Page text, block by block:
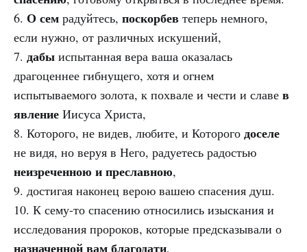
6. О сем радуйтесь, поскорбев теперь немного,
если нужно, от различных искушений,
7. дабы испытанная вера ваша оказалась
драгоценнее гибнущего, хотя и огнем
испытываемого золота, к похвале и чести и славе в
явление Иисуса Христа,
8. Которого, не видев, любите, и Которого доселе
не видя, но веруя в Него, радуетесь радостью
неизреченною и преславною,
9. достигая наконец верою вашею спасения душ.
10. К сему-то спасению относились изыскания и
исследования пророков, которые предсказывали о
назначенной вам благодати,